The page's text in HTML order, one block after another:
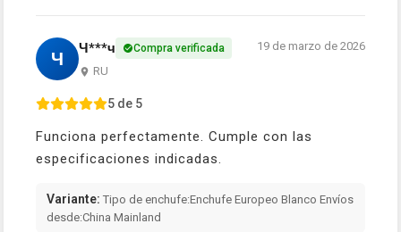
Ч Ч***ч Compra verificada
RU
19 de marzo de 2026
5 de 5
Funciona perfectamente. Cumple con las
especificaciones indicadas.
Variante: Tipo de enchufe:Enchufe Europeo Blanco Envíos
desde:China Mainland